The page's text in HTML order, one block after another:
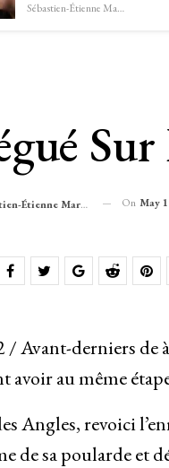
Sébastien-Étienne Marechal
Étienne Marechal On May
/ Avant-derniers de
avoir au même
Angles, revoici
de sa poularde et